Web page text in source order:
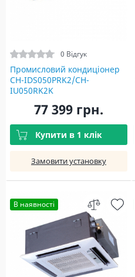
0 Відгук
Промисловий кондиціонер
CH-IDS050PRK2/CH-
IU050RK2K
77 399 грн.
Купити в 1 клік
Замовити установку
В наявності